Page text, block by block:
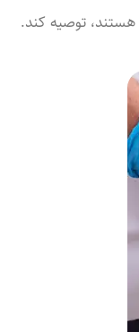
توصیه کند.